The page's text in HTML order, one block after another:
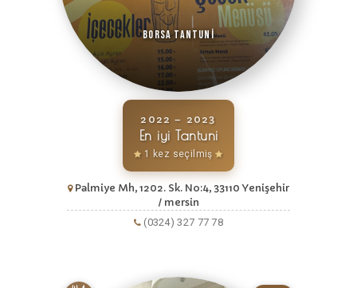
Borsa Tantuni
2022 – 2023
En iyi Tantuni
1 kez seçilmiş
Palmiye Mh, 1202. Sk. No:4, 33110 Yenişehir
/ mersin
(0324) 327 77 78